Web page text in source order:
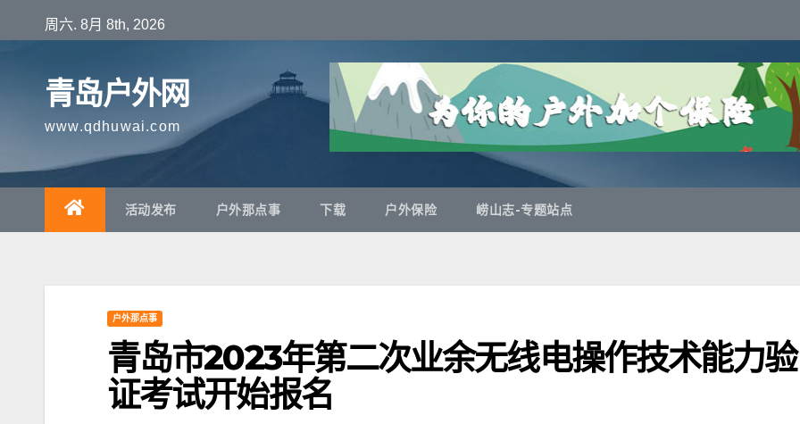
至
周六. 8月 8th, 2026
青岛户外网
www.qdhuwai.com
活动发布 户外那点事 下载 户外保险 崂山志-专题站点
户外那点事
青岛市2023年第二次业余无线电操作技术能力验
证考试开始报名